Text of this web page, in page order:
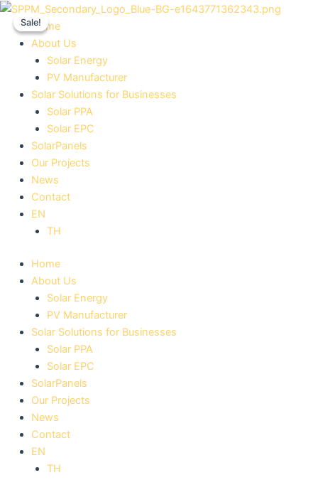
Skip
content
Home
About Us
Solar Energy
PV Manufacturer
Solar Solutions for Businesses
Solar PPA
Solar EPC
SolarPanels
Our Projects
News
Contact
EN
TH
Home
About Us
Solar Energy
PV Manufacturer
Solar Solutions for Businesses
Solar PPA
Solar EPC
SolarPanels
Our Projects
News
Contact
EN
TH
Original
฿129,000.00.
Current
Sale!
Sale!